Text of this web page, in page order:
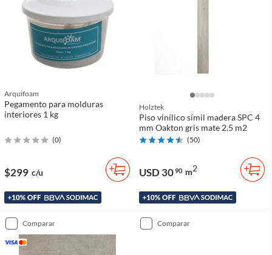
Arquifoam
Pegamento para molduras
interiores 1 kg
(0)
$299 c/u
Holztek
Piso vinílico símil madera SPC 4
mm Oakton gris mate 2.5 m2
(50)
USD 3090 m2
comparar comparar